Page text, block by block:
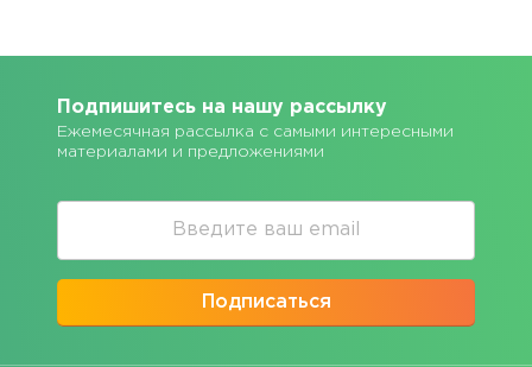
Подпишитесь на нашу рассылку
Ежемесячная рассылка с самыми интересными
материалами и предложениями
Подписаться